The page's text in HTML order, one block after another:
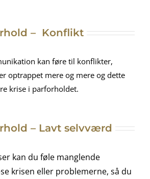
– Konflikt
kan føre til konflikter,
optrappet mere og mere og dette
krise i parforholdet.
– Lavt selvværd
kan du føle manglende
krisen eller problemerne, så du